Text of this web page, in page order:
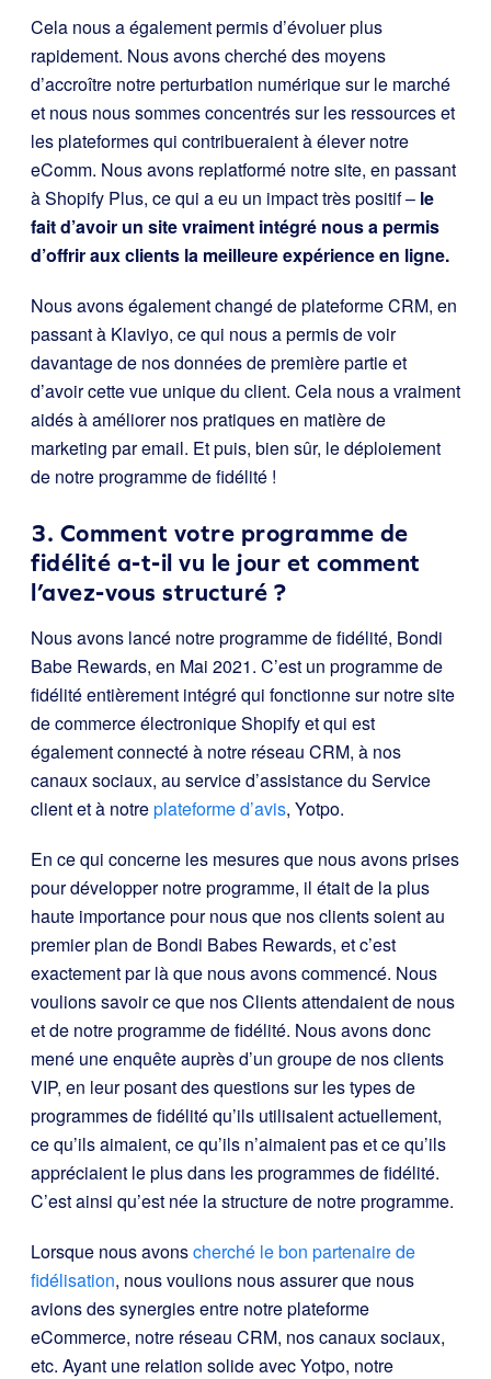
Cela nous a également permis d’évoluer plus
rapidement. Nous avons cherché des moyens
d’accroître notre perturbation numérique sur le marché
et nous nous sommes concentrés sur les ressources et
les plateformes qui contribueraient à élever notre
eComm. Nous avons replatformé notre site, en passant
à Shopify Plus, ce qui a eu un impact très positif – le
fait d’avoir un site vraiment intégré nous a permis
d’offrir aux clients la meilleure expérience en ligne.
Nous avons également changé de plateforme CRM, en
passant à Klaviyo, ce qui nous a permis de voir
davantage de nos données de première partie et
d’avoir cette vue unique du client. Cela nous a vraiment
aidés à améliorer nos pratiques en matière de
marketing par email. Et puis, bien sûr, le déploiement
de notre programme de fidélité !
3. Comment votre programme de
fidélité a-t-il vu le jour et comment
l’avez-vous structuré ?
Nous avons lancé notre programme de fidélité, Bondi
Babe Rewards, en Mai 2021. C’est un programme de
fidélité entièrement intégré qui fonctionne sur notre site
de commerce électronique Shopify et qui est
également connecté à notre réseau CRM, à nos
canaux sociaux, au service d’assistance du Service
client et à notreplateforme d’avis, Yotpo.
En ce qui concerne les mesures que nous avons prises
pour développer notre programme, il était de la plus
haute importance pour nous que nos clients soient au
premier plan de Bondi Babes Rewards, et c’est
exactement par là que nous avons commencé. Nous
voulions savoir ce que nos Clients attendaient de nous
et de notre programme de fidélité. Nous avons donc
mené une enquête auprès d’un groupe de nos clients
VIP, en leur posant des questions sur les types de
programmes de fidélité qu’ils utilisaient actuellement,
ce qu’ils aimaient, ce qu’ils n’aimaient pas et ce qu’ils
appréciaient le plus dans les programmes de fidélité.
C’est ainsi qu’est née la structure de notre programme.
Lorsque nous avonscherché le bon partenaire de
fidélisation, nous voulions nous assurer que nous
avions des synergies entre notre plateforme
eCommerce, notre réseau CRM, nos canaux sociaux,
etc. Ayant une relation solide avec Yotpo, notre